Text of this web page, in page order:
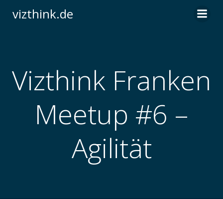
vizthink.de
Vizthink Franken
Meetup #6 –
Agilität